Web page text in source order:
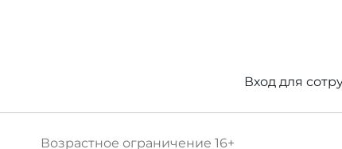
Вход для
Возрастное ограничение 16+